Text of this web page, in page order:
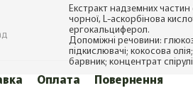
Екстракт надземних частин
чорної, L-аскорбінова
ергокальциферол.
Допоміжні речовини:
підкислювачі; кокосова
барвник; концентрат
Оплата Повернення